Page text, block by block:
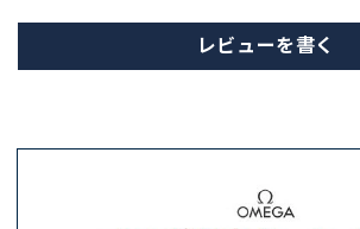
レビューを書く